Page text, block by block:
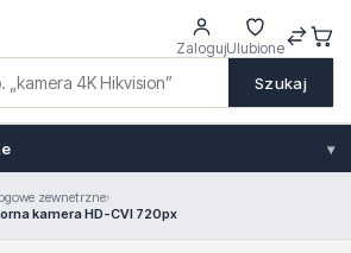
Szukaj
ZalogujUlubione
▾
zewnetrzne›
kamera HD-CVI 720px